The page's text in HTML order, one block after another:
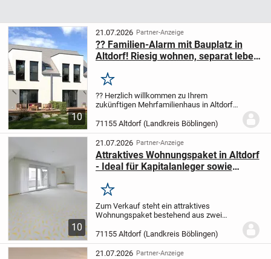
10
21.07.2026 Partner-Anzeige
?? Familien-Alarm mit Bauplatz in
Altdorf! Riesig wohnen, separat leben
Merken
?? Herzlich willkommen zu Ihrem
zukünftigen Mehrfamilienhaus in Altdorf!
Ein projektiertes Haus, das modernes
Design und maximalen Spielraum für Ihre
Wünsche...
71155 Altdorf (Landkreis Böblingen)
10
21.07.2026 Partner-Anzeige
Attraktives Wohnungspaket in Altdorf
- Ideal für Kapitalanleger sowie
Merken
Zum Verkauf steht ein attraktives
Wohnungspaket bestehend aus zwei
Familienhauses in ruhiger Wohnlage von
Altdorf. Beide Wohnungen werden
gemeinsam verkauft.Die...
71155 Altdorf (Landkreis Böblingen)
21.07.2026 Partner-Anzeige